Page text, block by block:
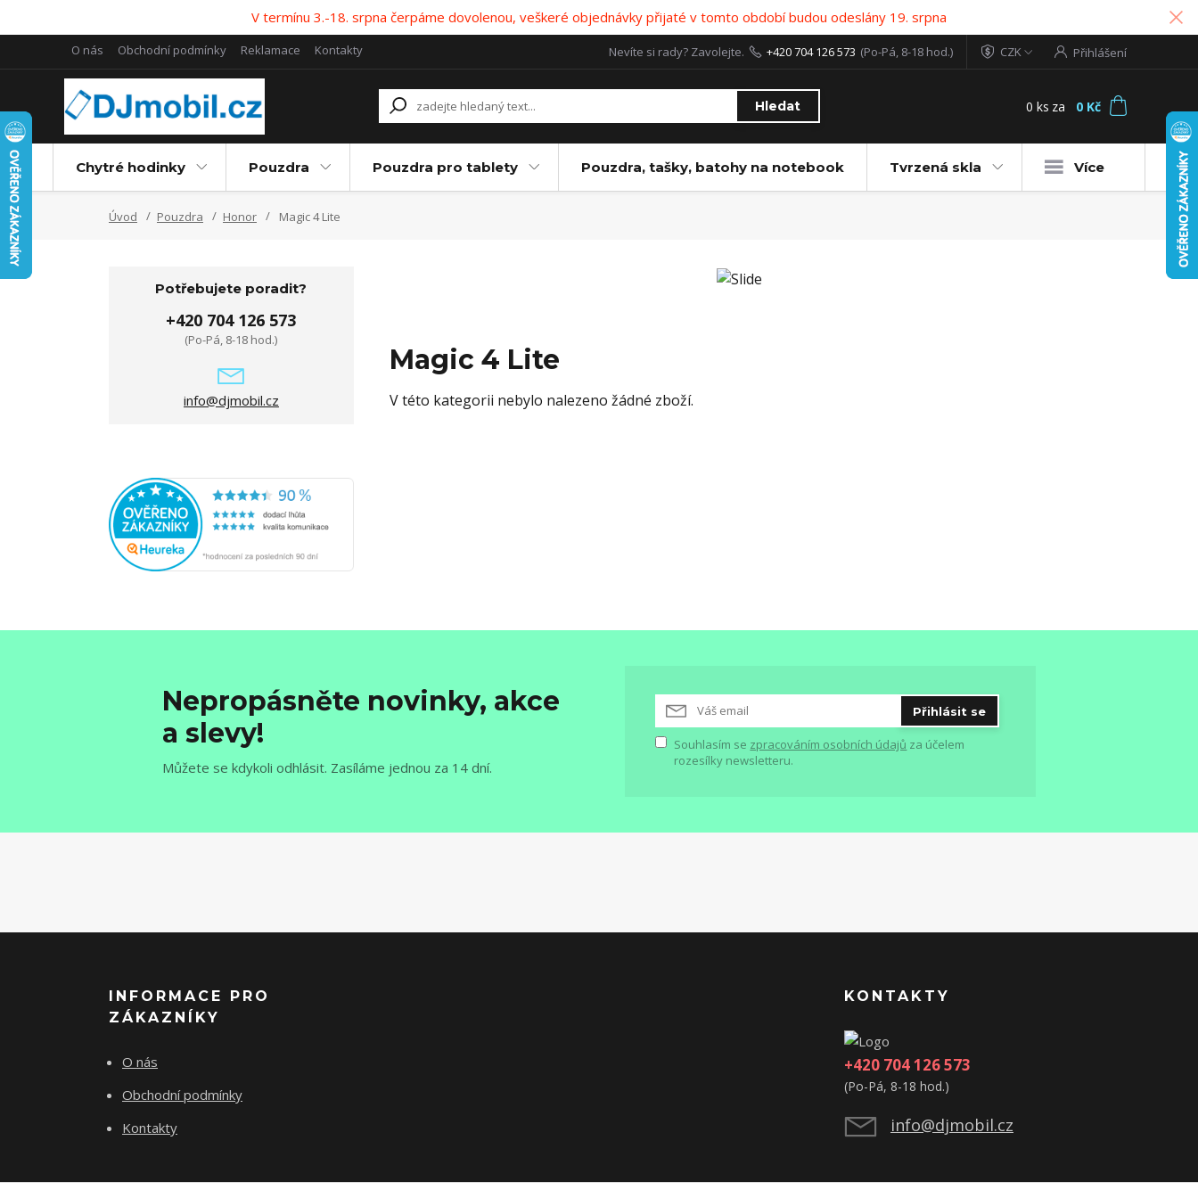
V termínu 3.-18. srpna čerpáme dovolenou, veškeré objednávky přijaté v tomto období budou odeslány 19. srpna
O nás Obchodní podmínky Reklamace Kontakty CZK Přihlášení
Hledat
Nevíte si rady? Zavolejte. +420 704 126 573 (Po-Pá, 8-18 hod.)
0 ks za 0 Kč
Chytré hodinky Pouzdra Pouzdra pro tablety Pouzdra, tašky, batohy na notebook Tvrzená skla Více
Úvod Pouzdra Honor Magic 4 Lite
Magic 4 Lite
V této kategorii nebylo nalezeno žádné zboží.
Potřebujete poradit?
+420 704 126 573
(Po-Pá, 8-18 hod.)
info@djmobil.cz
Nepropásněte novinky, akce
a slevy!
Můžete se kdykoli odhlásit. Zasíláme jednou za 14 dní.
Přihlásit se
Souhlasím se zpracováním osobních údajů za účelem
rozesílky newsletteru.
INFORMACE PRO
ZÁKAZNÍKY
O nás
Obchodní podmínky
Kontakty
KONTAKTY
+420 704 126 573
(Po-Pá, 8-18 hod.)
info@djmobil.cz